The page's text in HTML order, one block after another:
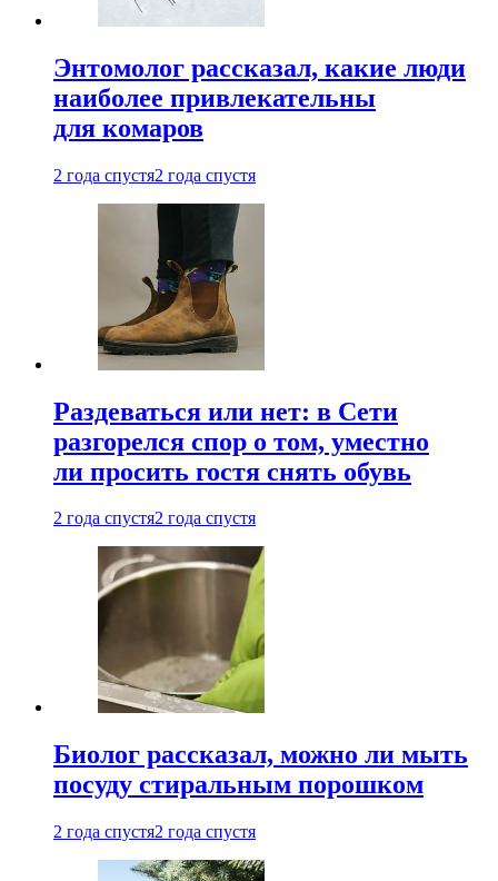
Энтомолог рассказал, какие люди
наиболее привлекательны
для комаров
2 года спустя2 года спустя
Раздеваться или нет: в Сети
разгорелся спор о том, уместно
ли просить гостя снять обувь
2 года спустя2 года спустя
Биолог рассказал, можно ли мыть
посуду стиральным порошком
2 года спустя2 года спустя